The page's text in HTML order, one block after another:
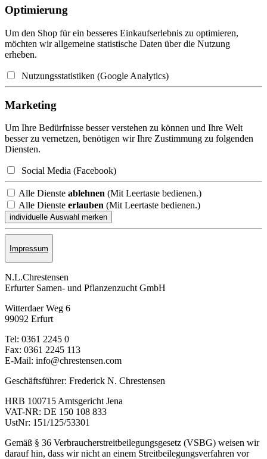
Optimierung
Um den Shop für ein besseres Einkaufserlebnis zu optimieren,
möchten wir allgemeine statistische Daten über die Nutzung
erheben.
Nutzungsstatistiken (Google Analytics)
Marketing
Um Ihre Bedürfnisse besser verstehen zu können und Ihre Welt
besser zu vernetzen, benötigen wir Ihre Zustimmung zu folgenden
Diensten.
Social Media (Facebook)
Alle Dienste ablehnen (Mit Leertaste bedienen.)
Alle Dienste erlauben (Mit Leertaste bedienen.)
Impressum
N.L.Chrestensen
Erfurter Samen- und Pflanzen­zucht GmbH
Witterdaer Weg 6
99092 Erfurt
Tel: 0361 2245 0
Fax: 0361 2245 113
E-Mail: info@chrestensen.com
Geschäftsführer: Frederick N. Chrestensen
HRB 100715 Amtsgericht Jena
VAT-NR: DE 150 108 833
UstNr: 151/125/53301
Gemäß § 36 Verbraucherstreitbeilegungsgesetz (VSBG) weisen wir
darauf hin, dass wir nicht an einem Streitbeilegungsverfahren vor